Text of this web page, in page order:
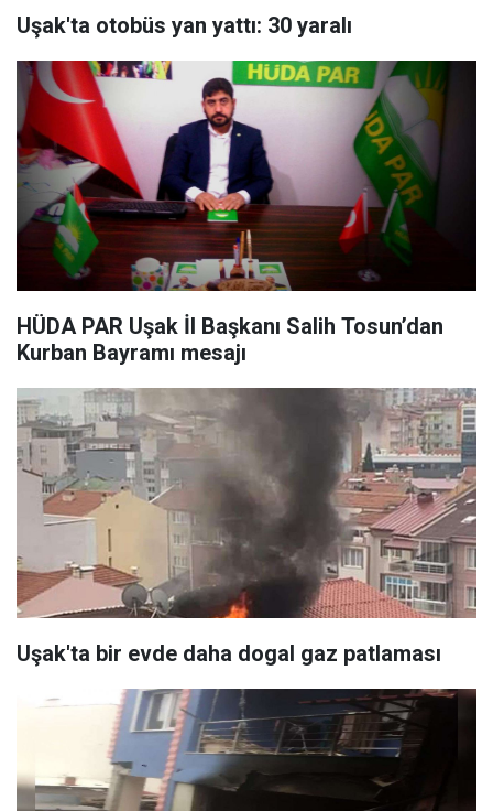
Uşak'ta otobüs yan yattı: 30 yaralı
HÜDA PAR Uşak İl Başkanı Salih Tosun’dan
Kurban Bayramı mesajı
Uşak'ta bir evde daha dogal gaz patlaması